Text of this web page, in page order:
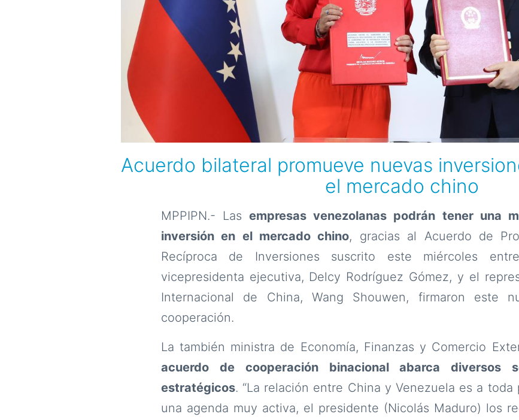
Acuerdo bilateral promueve nuevas
el mercado chino
MPPIPN.- Lasempresas venezolanas podrán tener una
inversión en el mercado chino, gracias al Acuerdo de
Recíproca de Inversiones suscrito este miércoles
vicepresidenta ejecutiva, Delcy Rodríguez Gómez, y el
Internacional de China, Wang Shouwen, firmaron este
cooperación.
La también ministra de Economía, Finanzas y Comercio
acuerdo de cooperación binacional abarca diversos
estratégicos. “La relación entre China y Venezuela es a toda
una agenda muy activa, el presidente (Nicolás Maduro) los